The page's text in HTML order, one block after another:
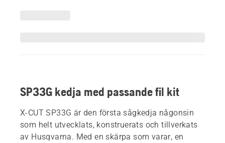
SP33G kedja med passande fil kit
X-CUT SP33G är den första sågkedja någonsin
som helt utvecklats, konstruerats och tillverkats
av Husqvarna. Med en skärpa som varar, en